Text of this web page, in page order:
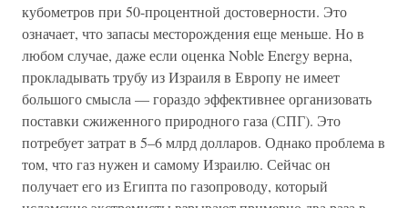
кубометров при 50-процентной достоверности. Это
означает, что запасы месторождения еще меньше. Но в
любом случае, даже если оценка Noble Energy верна,
прокладывать трубу из Израиля в Европу не имеет
большого смысла — гораздо эффективнее организовать
поставки сжиженного природного газа (СПГ). Это
потребует затрат в 5–6 млрд долларов. Однако проблема в
том, что газ нужен и самому Израилю. Сейчас он
получает его из Египта по газопроводу, который